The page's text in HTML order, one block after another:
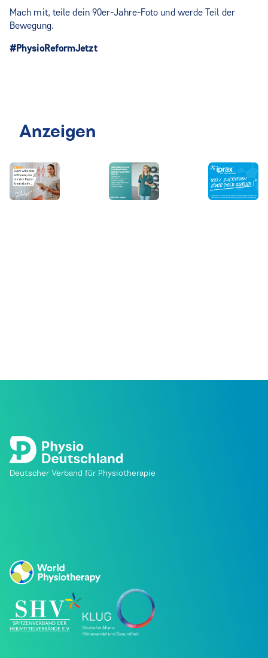
Mach mit, teile dein 90er-Jahre-Foto und werde Teil der
Bewegung.
#PhysioReformJetzt
Anzeigen
Deutscher Verband für Physiotherapie